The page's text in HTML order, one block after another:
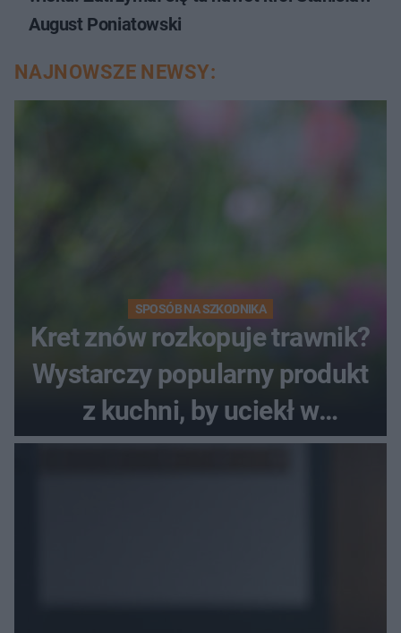
August Poniatowski
NAJNOWSZE NEWSY:
SPOSÓB NA SZKODNIKA
Kret znów rozkopuje trawnik?
Wystarczy popularny produkt
z kuchni, by uciekł w
popłochu